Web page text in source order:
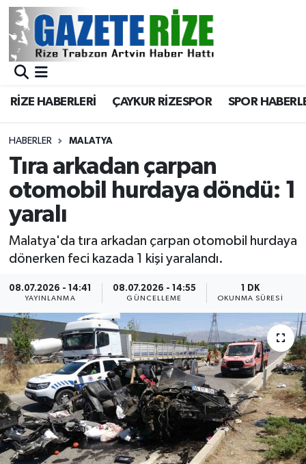
RİZE HABERLERİ ÇAYKUR RİZESPOR SPOR
HABERLER MALATYA
Tıra arkadan çarpan
otomobil hurdaya döndü: 1
yaralı
Malatya'da tıra arkadan çarpan otomobil hurdaya
dönerken feci kazada 1 kişi yaralandı.
08.07.2026 - 14:41
YAYINLANMA
08.07.2026 - 14:55
GÜNCELLEME
1 DK
OKUNMA SÜRESI
BÖLGEMİZ
Asayiş
Rize Jandarma Komutanlığı
Bilim Teknoloji
Advertising news
Canlı Maç
ÇEVRE
Dış Haberler
Dünya
EĞİTİM
Merkez Nöbetçi Eczaneler
Merkez Trafik Yoğunluk Haritası
Süper Lig Puan Durumu ve Fikstür
Tüm Manşetler
Haber Arşivi